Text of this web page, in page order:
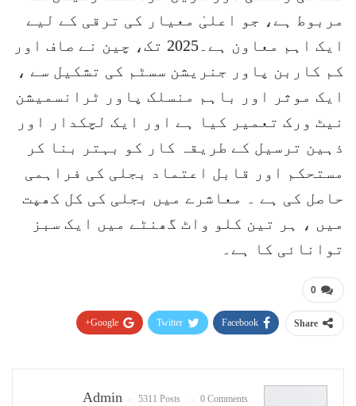
مربوط ہے، جو اعلیٰ معیار کی ترقی کے لیے
ایک اہم معاون ہے۔2025 تک، چین نے صاف اور
کم کاربن پاور جنریشن سسٹم کی تشکیل سے ،
ایک موثر اور باہم منسلک پاور ٹرانسمیشن
نیٹ ورک تعمیر کیا ہے اور ایک لچکدار اور
ذہین ترسیل کے طریقہ کار کو بہتر بنا کر
مستحکم اور قابل اعتماد بجلی کی فراہمی
حاصل کی ہے ۔ معاشرے میں بجلی کی کل کھپت
میں ، ہر تین کلو واٹ گھنٹے میں ایک سبز
توانائی کا ہے۔
0
Share
Facebook
Twitter
Google+
Admin 5311 Posts 0 Comments